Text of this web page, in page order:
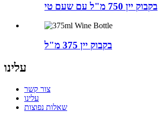
בקבוק יין 750 מ"ל עם שעם טי
בקבוק יין 375 מ"ל
עלינו
צור קשר
עלינו
שאלות נפוצות